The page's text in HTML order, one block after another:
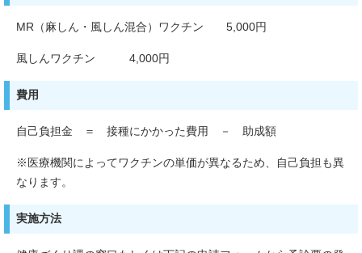
MR（麻しん・風しん混合）ワクチン 5,000円
風しんワクチン 4,000円
費用
自己負担金 ＝ 接種にかかった費用 － 助成額
※医療機関によってワクチンの単価が異なるため、自己負担も異
なります。
実施方法